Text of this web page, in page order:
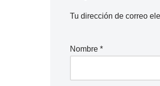
Tu dirección de correo
Nombre *